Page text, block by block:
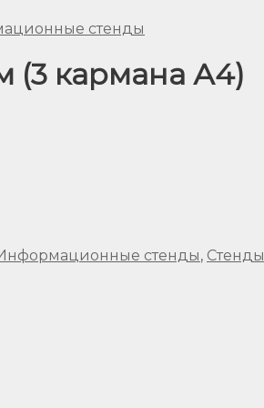
стенды
(3 кармана А4)
стенды, Стенды